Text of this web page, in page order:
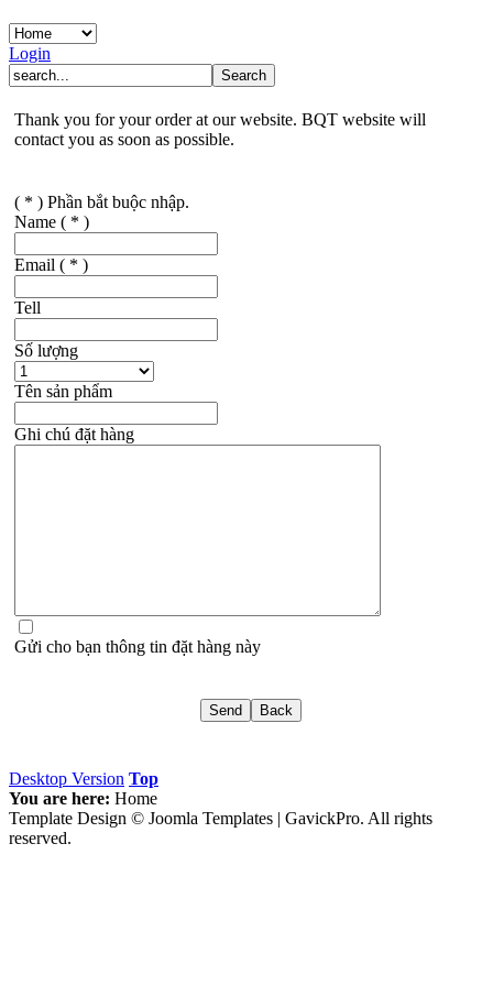
Login
Thank you for your order at our website. BQT website will
contact you as soon as possible.
( * ) Phần bắt buộc nhập.
Name ( * )
Email ( * )
Tell
Số lượng
Tên sản phẩm
Ghi chú đặt hàng
Gửi cho bạn thông tin đặt hàng này
Desktop Version Top
You are here: Home
Template Design © Joomla Templates | GavickPro. All rights
reserved.